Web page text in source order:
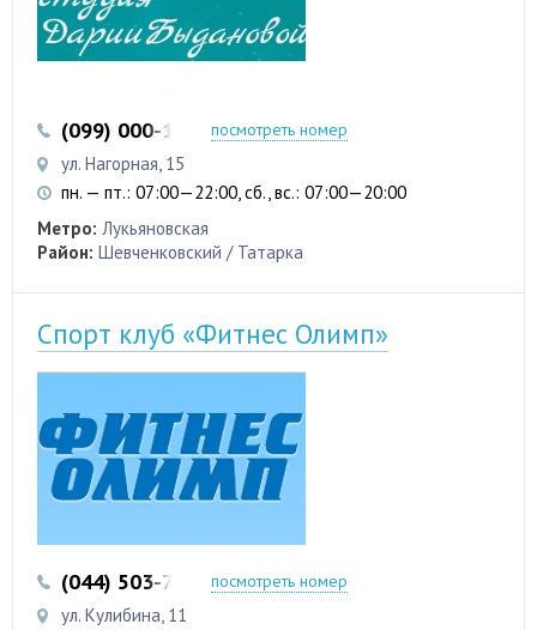
(099) 000-13-33 (093) 617-20-01
посмотреть номер
ул. Нагорная, 15
пн. — пт.: 07:00—22:00, сб., вс.: 07:00—20:00
Метро: Лукьяновская
Район: Шевченковский / Татарка
Спорт клуб «Фитнес Олимп»
(044) 503-72-18посмотреть номер
ул. Кулибина, 11